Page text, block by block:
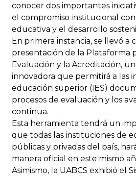
conocer dos importantes
el compromiso institucional con
educativa y el desarrollo
En primera instancia, se llevó a
presentación de la Plataforma
Evaluación y la Acreditación,
innovadora que permitirá a las
educación superior (IES)
procesos de evaluación y los
continua.
Esta herramienta tendrá un
que todas las instituciones de
públicas y privadas del país,
manera oficial en este mismo
Asimismo, la UABCS exhibió el